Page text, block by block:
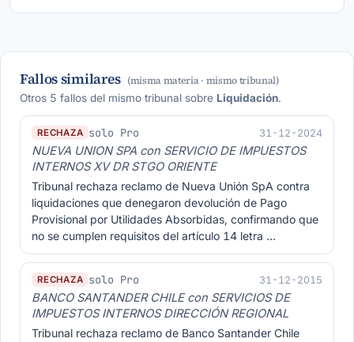
Fallos similares (misma materia · mismo tribunal)
Otros 5 fallos del mismo tribunal sobre Liquidación.
RECHAZA solo Pro 31-12-2024
NUEVA UNION SPA con SERVICIO DE IMPUESTOS
INTERNOS XV DR STGO ORIENTE
Tribunal rechaza reclamo de Nueva Unión SpA contra
liquidaciones que denegaron devolución de Pago
Provisional por Utilidades Absorbidas, confirmando que
no se cumplen requisitos del artículo 14 letra …
RECHAZA solo Pro 31-12-2015
BANCO SANTANDER CHILE con SERVICIOS DE
IMPUESTOS INTERNOS DIRECCIÓN REGIONAL
Tribunal rechaza reclamo de Banco Santander Chile